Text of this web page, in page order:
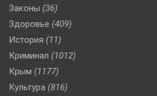
Законы (36)
Здоровье (409)
История (11)
Криминал (1012)
Крым (1177)
Культура (816)